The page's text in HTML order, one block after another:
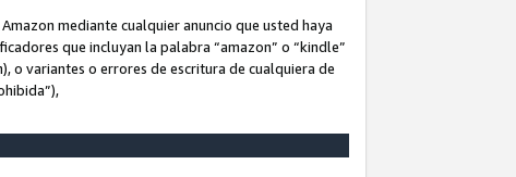
mediante cualquier anuncio que usted haya
que incluyan la palabra “amazon” o “kindle”
o variantes o errores de escritura de cualquiera de